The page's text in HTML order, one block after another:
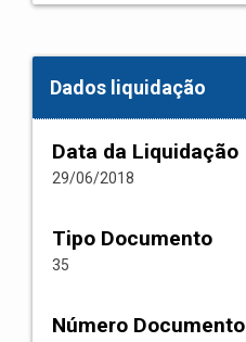
Dados liquidação
Data da Liquidação
29/06/2018
Tipo Documento
35
Número Documento